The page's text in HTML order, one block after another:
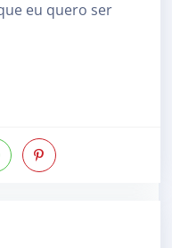
eu quero ser